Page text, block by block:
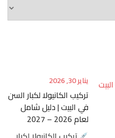
يناير 30, 2026
تركيب الكانيولا لكبار السن
في البيت | دليل شامل
لعام 2026 – 2027